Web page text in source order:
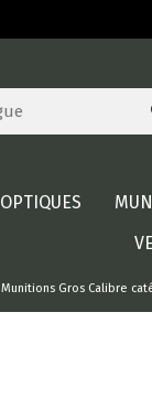
OPTIQUES
Munitions Gros Calibre